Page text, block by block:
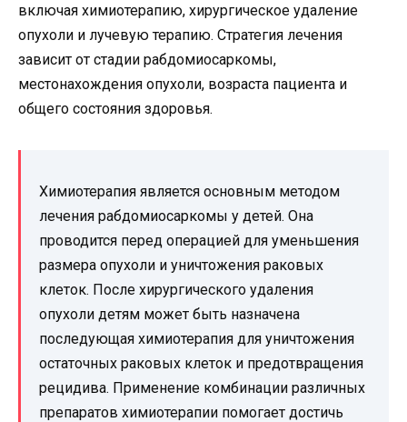
включая химиотерапию, хирургическое удаление
опухоли и лучевую терапию. Стратегия лечения
зависит от стадии рабдомиосаркомы,
местонахождения опухоли, возраста пациента и
общего состояния здоровья.
Химиотерапия является основным методом
лечения рабдомиосаркомы у детей. Она
проводится перед операцией для уменьшения
размера опухоли и уничтожения раковых
клеток. После хирургического удаления
опухоли детям может быть назначена
последующая химиотерапия для уничтожения
остаточных раковых клеток и предотвращения
рецидива. Применение комбинации различных
препаратов химиотерапии помогает достичь